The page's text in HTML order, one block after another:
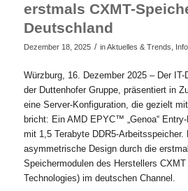
erstmals CXMT-
Deutschland
Dezember 18, 2025 / inAktuelles & Trends
Würzburg, 16. Dezember 2025 – Der IT-
der Duttenhofer Gruppe, präsentiert in
eine Server-Konfiguration, die gezielt
bricht: Ein AMD EPYC™ „Genoa“
mit 1,5 Terabyte DDR5-
asymmetrische Design durch die
Speichermodulen des Herstellers
Technologies) im deutschen Channel.